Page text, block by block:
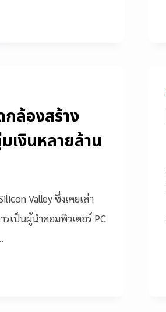
ล้องสร้าง
เงินหลายล้าน
Valley ซึ่งเคยเล่า
รเป็นผู้นำคอมพิวเตอร์ PC